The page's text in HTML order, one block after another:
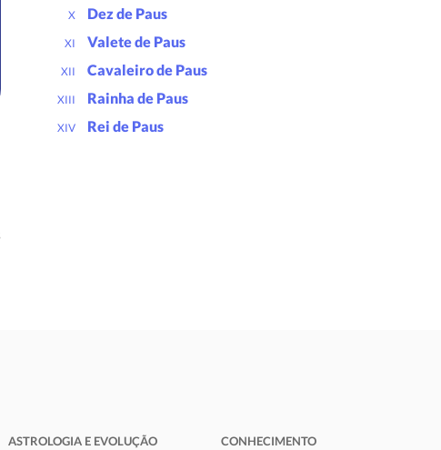
X Dez de Paus
XI Valete de Paus
XII Cavaleiro de Paus
XIII Rainha de Paus
XIV Rei de Paus
ASTROLOGIA E EVOLUÇÃO
CONHECIMENTO